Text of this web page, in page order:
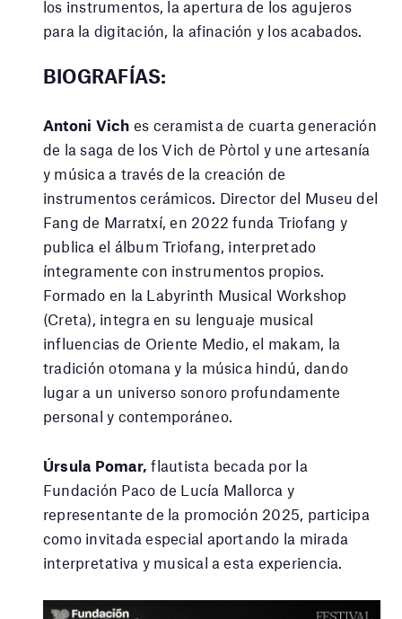
los instrumentos, la apertura de los agujeros
para la digitación, la afinación y los acabados.
BIOGRAFÍAS:
Antoni Vich es ceramista de cuarta generación
de la saga de los Vich de Pòrtol y une artesanía
y música a través de la creación de
instrumentos cerámicos. Director del Museu del
Fang de Marratxí, en 2022 funda Triofang y
publica el álbum Triofang, interpretado
íntegramente con instrumentos propios.
Formado en la Labyrinth Musical Workshop
(Creta), integra en su lenguaje musical
influencias de Oriente Medio, el makam, la
tradición otomana y la música hindú, dando
lugar a un universo sonoro profundamente
personal y contemporáneo.
Úrsula Pomar, flautista becada por la
Fundación Paco de Lucía Mallorca y
representante de la promoción 2025, participa
como invitada especial aportando la mirada
interpretativa y musical a esta experiencia.